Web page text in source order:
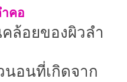
ำคอ
ล้อยของผิวลำ
นอนที่เกิดจาก